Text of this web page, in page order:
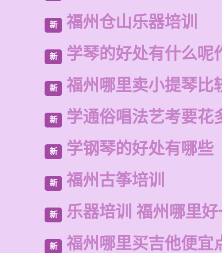
新 福州仓山乐器培训
新 学琴的好处有什么呢
新 福州哪里卖小提琴比
新 学通俗唱法艺考要花
新 学钢琴的好处有哪些
新 福州古筝培训
新 乐器培训 福州哪里
新 福州哪里买吉他便宜